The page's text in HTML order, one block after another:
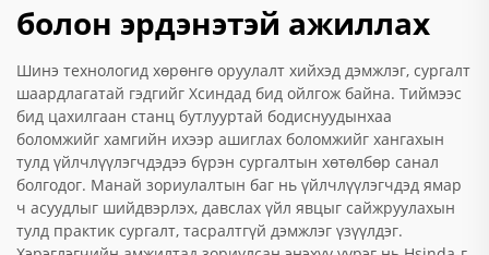
болон эрдэнэтэй ажиллах
Шинэ технологид хөрөнгө оруулалт хийхэд дэмжлэг, сургалт
шаардлагатай гэдгийг Хсиндад бид ойлгож байна. Тиймээс
бид цахилгаан станц бутлууртай бодиснуудынхаа
боломжийг хамгийн ихээр ашиглах боломжийг хангахын
тулд үйлчлүүлэгчдэдээ бүрэн сургалтын хөтөлбөр санал
болгодог. Манай зориулалтын баг нь үйлчлүүлэгчдэд ямар
ч асуудлыг шийдвэрлэх, давслах үйл явцыг сайжруулахын
тулд практик сургалт, тасралтгүй дэмжлэг үзүүлдэг.